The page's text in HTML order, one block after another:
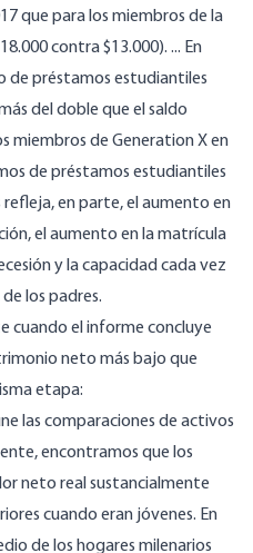
que para los miembros de la
contra $13.000). ... En
de préstamos estudiantiles
del doble que el saldo
miembros de Generation X en
de préstamos estudiantiles
en parte, el aumento en
el aumento en la matrícula
y la capacidad cada vez
los padres.
cuando el informe concluye
neto más bajo que
etapa:
las comparaciones de activos
encontramos que los
neto real sustancialmente
cuando eran jóvenes. En
de los hogares milenarios